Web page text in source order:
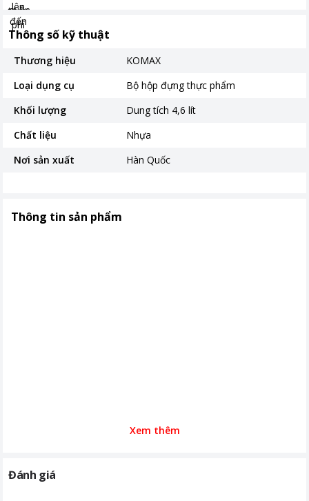
Thông số kỹ thuật
Thương hiệu
KOMAX
Loại dụng cụ
Bộ hộp đựng thực phẩm
Khối lượng
Dung tích 4,6 lít
Chất liệu
Nhựa
Nơi sản xuất
Hàn Quốc
Thông tin sản phẩm
Xem thêm
Đánh giá